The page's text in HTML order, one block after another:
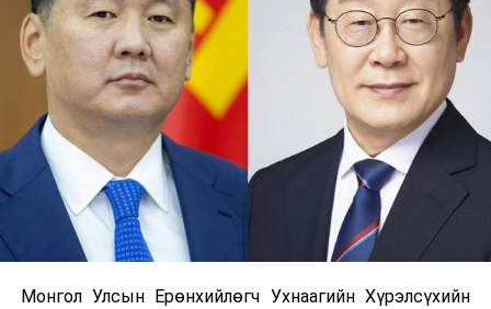
Монгол Улсын Ерөнхийлөгч Ухнаагийн Хүрэлсүхийн